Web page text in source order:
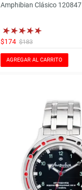
Amphibian Clásico 120847
$174 $183
AGREGAR AL CARRITO